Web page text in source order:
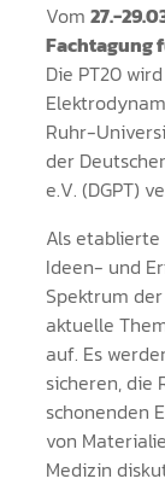
Vom 27.-
Fachtagung
Die PT20
Ruhr-
der
e.V. (DGPT)
Als
Ideen- und
Spektrum
aktuelle
auf. Es
sicheren, die
schonenden
von
Medizin